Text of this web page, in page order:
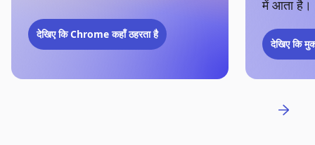
देखिए कि Chrome कहाँ ठहरता है
में आता है।
देखिए कि